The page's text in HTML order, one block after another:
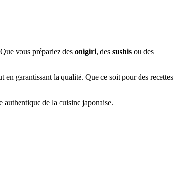
vous prépariez des onigiri, des sushis ou des
en garantissant la qualité. Que ce soit pour des recettes
authentique de la cuisine japonaise.